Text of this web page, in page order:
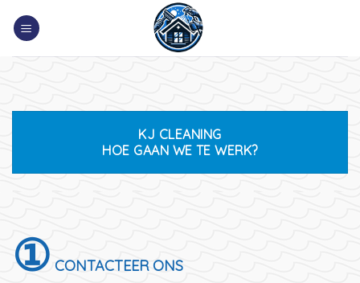
KJ CLEANING
HOE GAAN WE TE WERK?
① CONTACTEER ONS